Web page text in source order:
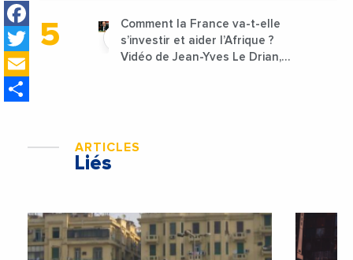
Facebook
Twitter
Comment la France va-t-elle
s’investir et aider l’Afrique ?
Vidéo de Jean-Yves Le Drian,
ARTICLES
Liés